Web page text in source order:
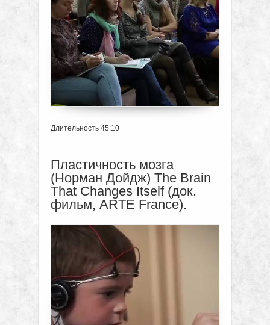
Длительность 45:10
Пластичность мозга
(Норман Дойдж) The Brain
That Changes Itself (док.
фильм, ARTE France).